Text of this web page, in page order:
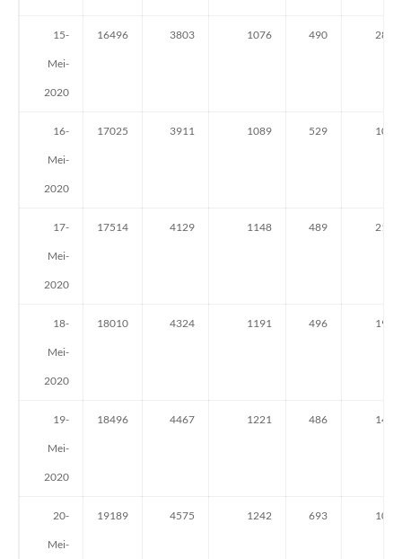
15-
Mei-
2020
16496 3803 1076 490 285
16-
Mei-
2020
17025 3911 1089 529 108
17-
Mei-
2020
17514 4129 1148 489 218
18-
Mei-
2020
18010 4324 1191 496 195
19-
Mei-
2020
18496 4467 1221 486 143
20-
Mei-
19189 4575 1242 693 108